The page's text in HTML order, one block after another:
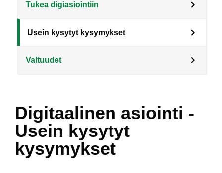
Tukea digiasiointiin
Usein kysytyt kysymykset
Valtuudet
Digitaalinen asiointi -
Usein kysytyt
kysymykset